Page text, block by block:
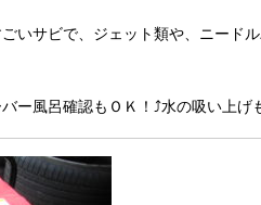
いサビで、ジェット類や、ニード
ー風呂確認もＯＫ！⤴水の吸い上げ